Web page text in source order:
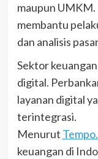
maupun
membantu
dan analisis
Sektor
digital.
layanan digital
terintegrasi.
Menurut
keuangan di